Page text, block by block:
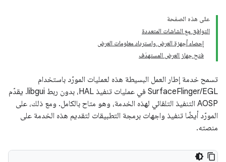
على هذه الصفحة
التوافق مع الشاشات المتعددة
إحصاء أجهزة العرض واسترداد معلومات العرض
فتح جهاز العرض المستهدَف
تسمح خدمة إطار العمل البسيطة هذه لعمليات المورّد باستخدام
SurfaceFlinger/EGL في عمليات تنفيذ HAL، بدون ربط libgui. يقدّم
AOSP التنفيذ التلقائي لهذه الخدمة، وهو متاح بالكامل. ومع ذلك، على
المورّد أيضًا تنفيذ واجهات برمجة التطبيقات لتقديم هذه الخدمة على
منصته.